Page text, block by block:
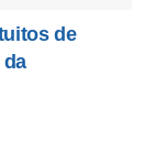
de
da